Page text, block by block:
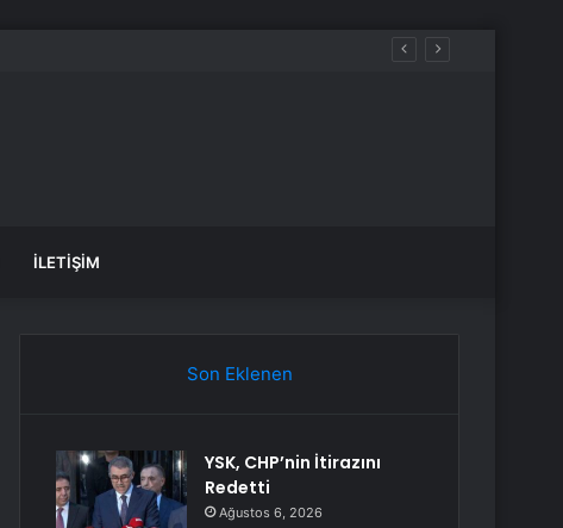
İLETIŞIM
Son Eklenen
YSK, CHP’nin İtirazını
Redetti
Ağustos 6, 2026